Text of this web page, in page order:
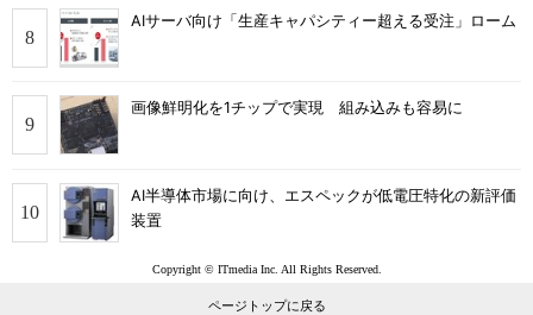
AIサーバ向け「生産キャパシティー超える受注」ローム
画像鮮明化を1チップで実現 組み込みも容易に
AI半導体市場に向け、エスペックが低電圧特化の新評価
装置
Copyright © ITmedia Inc. All Rights Reserved.
ページトップに戻る